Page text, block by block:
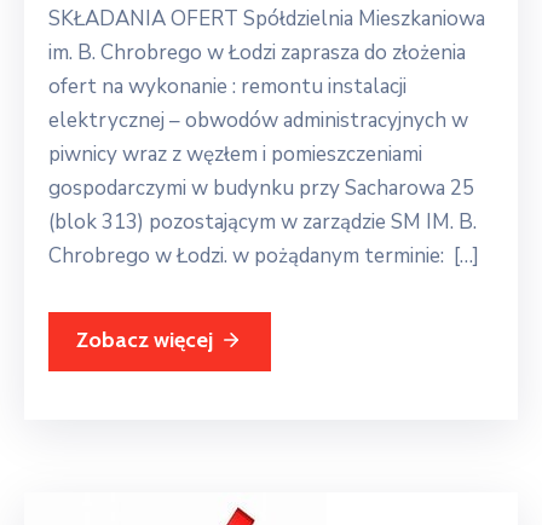
SKŁADANIA OFERT Spółdzielnia Mieszkaniowa
im. B. Chrobrego w Łodzi zaprasza do złożenia
ofert na wykonanie : remontu instalacji
elektrycznej – obwodów administracyjnych w
piwnicy wraz z węzłem i pomieszczeniami
gospodarczymi w budynku przy Sacharowa 25
(blok 313) pozostającym w zarządzie SM IM. B.
Chrobrego w Łodzi. w pożądanym terminie: […]
Zobacz więcej